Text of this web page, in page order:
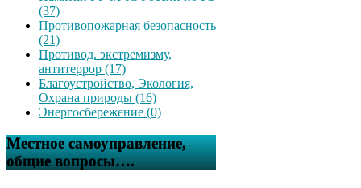
(37)
Противопожарная безопасность
(21)
Противод. экстремизму,
антитеррор (17)
Благоустройство, Экология,
Охрана природы (16)
Энергосбережение (0)
Местное самоуправление,
общие вопросы….